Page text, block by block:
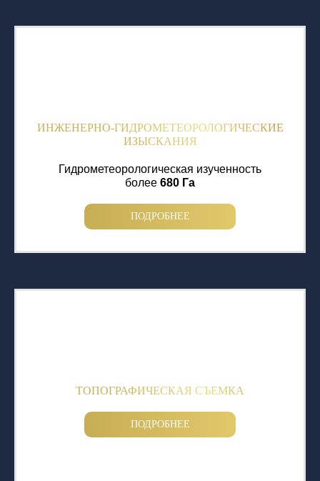
ИНЖЕНЕРНО-ГИДРОМЕТЕОРОЛОГИЧЕСКИЕ
ИЗЫСКАНИЯ
Гидрометеорологическая изученность
более 680 Га
ПОДРОБНЕЕ
ТОПОГРАФИЧЕСКАЯ СЪЕМКА
ПОДРОБНЕЕ